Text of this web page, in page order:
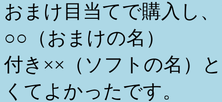
おまけ目当てで購入し
○○（おまけの名）
付き××（ソフトの名）
くてよかったです。